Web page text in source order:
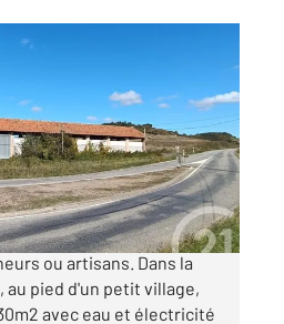
€
du secteur
ou artisans. Dans la
au pied d'un petit village,
avec eau et électricité